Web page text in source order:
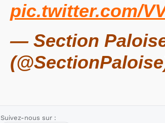
pic.twitter.com/
— Section
Suivez-nous sur :